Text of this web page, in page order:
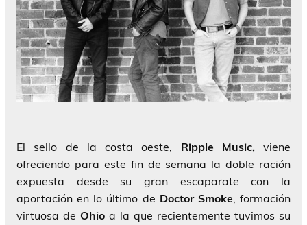
El sello de la costa oeste, Ripple Music,viene
ofreciendo para este fin de semana la doble ración
expuesta desde su gran escaparate con la
aportación en lo último de Doctor Smoke, formación
virtuosa de Ohio a la que recientemente tuvimos su